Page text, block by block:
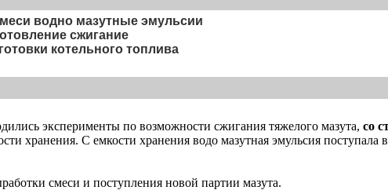
водно мазутные эмульсии
сжигание
котельного топлива
эксперименты по возможности сжигания тяжелого мазута, со
хранения. С емкости хранения водо мазутная эмульсия поступала
смеси и поступления новой партии мазута.